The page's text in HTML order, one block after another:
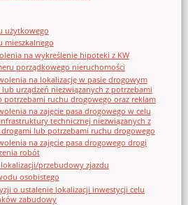
użytkowego
mieszkalnego
na wykreślenie hipoteki z KW
porządkowego nieruchomości
na lokalizację w pasie drogowym
urządzeń niezwiązanych z potrzebami
potrzebami ruchu drogowego oraz reklam
na zajęcie pasa drogowego w celu
technicznej niezwiązanych z
drogami lub potrzebami ruchu drogowego
na zajęcie pasa drogowego drogi
robót
przebudowy zjazdu
osobistego
o ustalenie lokalizacji inwestycji celu
zabudowy